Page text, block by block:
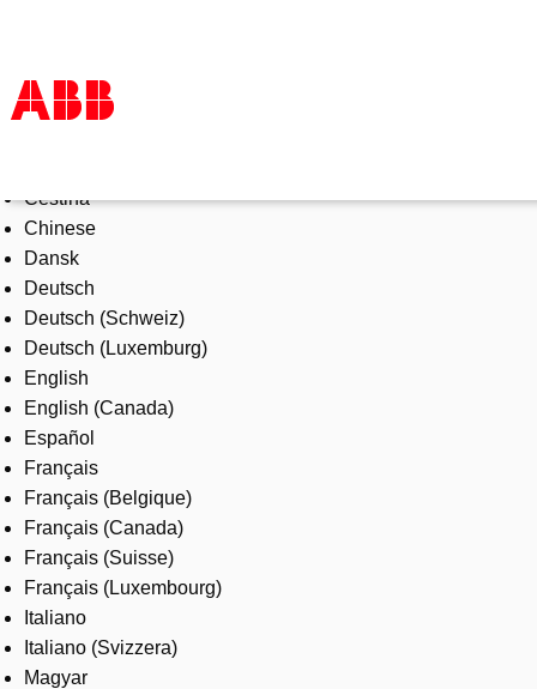
Products & Solutions
Industries
Services
About us
Where to buy
Contact us
Careers
Čeština
Chinese
Dansk
Deutsch
Deutsch (Schweiz)
Deutsch (Luxemburg)
English
English (Canada)
Español
Français
Français (Belgique)
Français (Canada)
Français (Suisse)
Français (Luxembourg)
Italiano
Italiano (Svizzera)
Magyar